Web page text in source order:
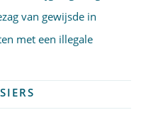
van gewijsde in
met een illegale